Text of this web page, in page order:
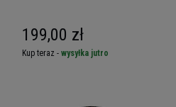
199,00 zł
Kup teraz - wysyłka jutro